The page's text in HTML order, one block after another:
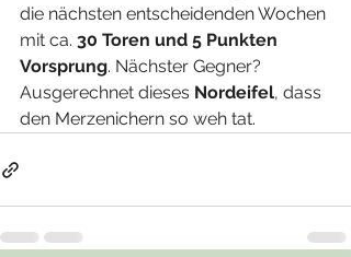
die nächsten entscheidenden Wochen
mit ca. 30 Toren und 5 Punkten
Vorsprung. Nächster Gegner?
Ausgerechnet dieses Nordeifel, dass
den Merzenichern so weh tat.